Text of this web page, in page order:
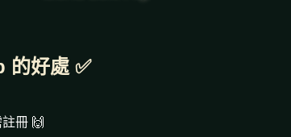
好處 ✅
冊 🙌